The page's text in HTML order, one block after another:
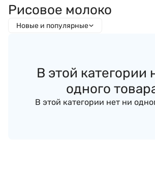
Рисовое молоко
Новые и популярные
В этой категории
одного
В этой категории нет ни